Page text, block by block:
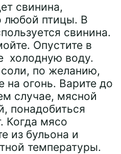
свинина,
любой птицы. В
свинина.
Опустите в
холодную воду.
по желанию,
на огонь. Варите до
случае, мясной
понадобиться
Когда мясо
из бульона и
температуры.